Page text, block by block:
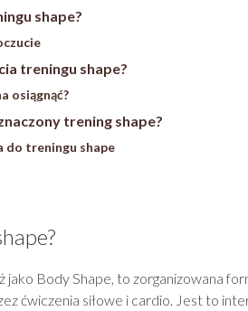
shape?
treningu shape?
osiągnąć?
trening shape?
do treningu shape
jako Body Shape, to zorganizowana
ćwiczenia siłowe i cardio. Jest to